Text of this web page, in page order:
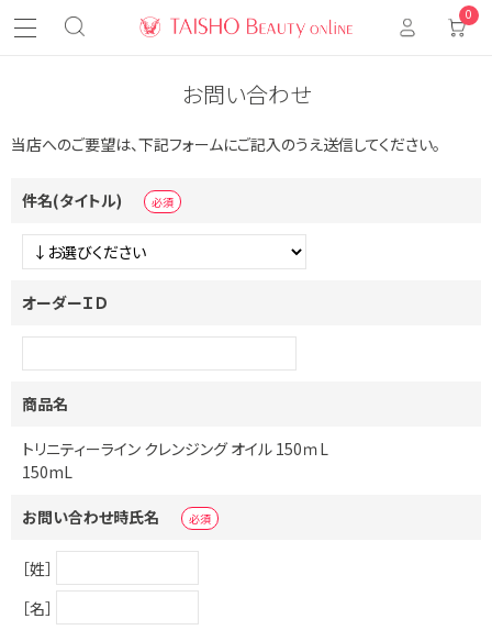
0
お問い合わせ
当店へのご要望は、下記フォームにご記入のうえ送信してください。
件名(タイトル)
オーダーＩＤ
商品名
トリニティーライン クレンジング オイル 150ｍL
150mL
お問い合わせ時氏名
［姓］
［名］